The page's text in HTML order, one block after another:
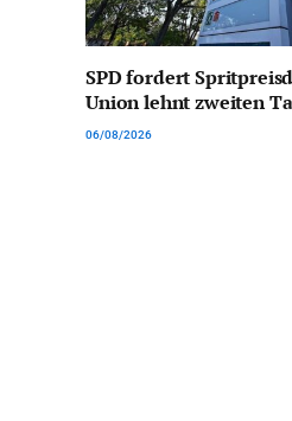
SPD fordert
Union lehnt zweiten
06/08/2026